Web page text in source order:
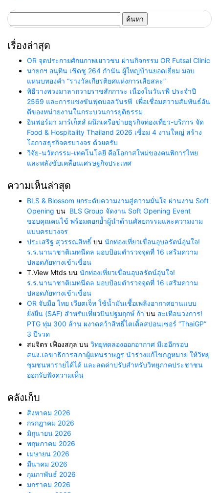
สำหรับ:
เรื่องล่าสุด
OR จุดประกายศักยภาพเยาวชน ผ่านกิจกรรม OR Futsal Clinic
นายกฯ อนุทิน เชิดชู 264 กำนัน ผู้ใหญ่บ้านยอดเยี่ยม มอบ
แหนบทองคำ “รางวัลเกียรติยศแห่งการเสียสละ”
พิธีวางพวงมาลาถวายราชสักการะ เนื่องในวันรพี ประจำปี
2569 และการแข่งขันฟุตบอลวันรพี เพื่อเชื่อมความสัมพันธ์อัน
ดีของหน่วยงานในกระบวนการยุติธรรม
อินฟอร์มา มาร์เก็ตส์ ผนึกเครือข่ายธุรกิจท่องเที่ยว-บริการ จัด
Food & Hospitality Thailand 2026 เชื่อม 4 งานใหญ่ สร้าง
โอกาสธุรกิจครบวงจร ด้วยครับ
วิจัย-นวัตกรรม-เทคโนโลยี คือโอกาสใหม่ของคนพิการไทย
และพลังขับเคลื่อนเศรษฐกิจประเทศ
ความเห็นล่าสุด
BLS & Blossom ยกระดับความงามสู่ความมั่นใจ ผ่านงาน Soft
Opening บน BLS Group จัดงาน Soft Opening Event
ขอบคุณคนไข้ พร้อมตอกย้ำผู้นำด้านศัลยกรรมและความงาม
แบบครบวงจร
ประเสริฐ สุวรรณสิทธิ์ บน นักท่องเที่ยวเขื่อนอุบลรัตน์อุ่นใจ!
ร.ร.นานาชาติเมทนีดล มอบป้อมตำรวจจุดที่ 16 เสริมความ
ปลอดภัยทางเข้าเขื่อน
T.View Mtds บน นักท่องเที่ยวเขื่อนอุบลรัตน์อุ่นใจ!
ร.ร.นานาชาติเมทนีดล มอบป้อมตำรวจจุดที่ 16 เสริมความ
ปลอดภัยทางเข้าเขื่อน
OR จับมือ ไทย เวียตเจ็ท ใช้น้ำมันเชื้อเพลิงอากาศยานแบบ
ยั่งยืน (SAF) สำหรับเที่ยวบินปฐมฤกษ์ ก้า บน สะเทือนวงการ!
PTG ทุ่ม 300 ล้าน ผงาดคว้าสิทธิ์ไตเติ้ลสปอนเซอร์ “ThaiGP”
3 ปีรวด
สมจิตร เฟื่องสกุล บน วิทยุทดลองออกอากาศ มีเฮอีกรอบ
สนง.เลขาธิการสภาผู้แทนราษฎร นำร่างแก้ไขกฎหมาย ให้วิทยุ
ชุมชนหารายได้ได้ และลดค่าปรับสำหรับวิทยุภาคประชาชน
ออกรับฟังความเห็น
คลังเก็บ
สิงหาคม 2026
กรกฎาคม 2026
มิถุนายน 2026
พฤษภาคม 2026
เมษายน 2026
มีนาคม 2026
กุมภาพันธ์ 2026
มกราคม 2026